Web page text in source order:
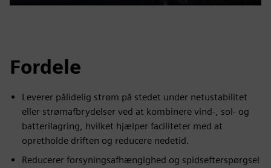
Play Mute Settings
PIP
Enter
Fordele
Leverer pålidelig strøm på stedet under netustabilitet
eller strømafbrydelser ved at kombinere vind-, sol- og
batterilagring, hvilket hjælper faciliteter med at
opretholde driften og reducere nedetid.
Reducerer forsyningsafhængighed og spidsefterspørgsel